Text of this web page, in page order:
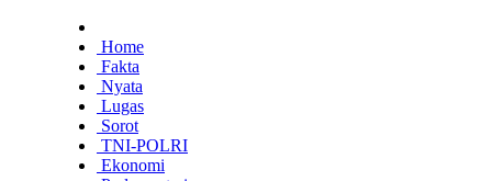
Home
Fakta
Nyata
Lugas
Sorot
TNI-POLRI
Ekonomi